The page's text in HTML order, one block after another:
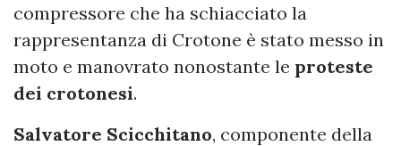
compressore che ha schiacciato la
rappresentanza di Crotone è stato messo in
moto e manovrato nonostante le proteste
dei crotonesi.
Salvatore Scicchitano, componente della